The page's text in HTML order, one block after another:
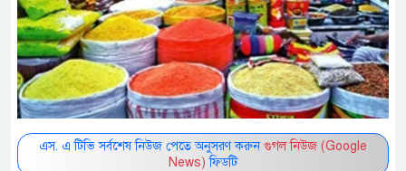
এস. এ টিভি সর্বশেষ নিউজ পেতে অনুসরণ করুন গুগল নিউজ (Google
News) ফিডটি